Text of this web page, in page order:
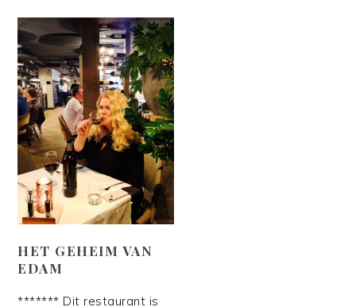
HET GEHEIM VAN
EDAM
******* Dit restaurant is